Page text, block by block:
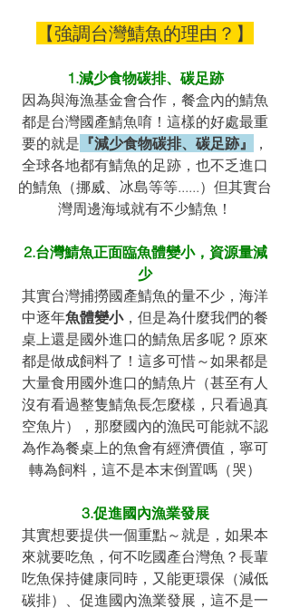
【強調台灣鯖魚的理由？】
1.減少食物碳排、碳足跡
因為與海漁基金會合作，餐盒內的鯖魚
都是台灣國產鯖魚唷！這樣的好處最重
要的就是 『減少食物碳排、碳足跡』
，
全球各地都有鯖魚的足跡，也不乏進口
的鯖魚（挪威、冰島等等......）但其實台
灣周邊海域就有不少鯖魚！
2.台灣鯖魚正面臨魚體變小，資源量減
少
其實台灣捕撈國產鯖魚的量不少，海洋
中逐年魚體變小，但是為什麼我們的餐
桌上還是國外進口的鯖魚居多呢？原來
都是做成飼料了！這多可惜～如果都是
大量食用國外進口的鯖魚片（甚至有人
沒有看過整隻鯖魚長怎麼樣，只看過真
空魚片），那麼國內的漁民可能就不認
為作為餐桌上的魚會有經濟價值，寧可
轉為飼料，這不是本末倒置嗎（哭）
3.促進國內漁業發展
其實想要提供一個重點～就是，如果本
來就要吃魚，何不吃國產台灣魚？長輩
吃魚保持健康同時，又能更環保（減低
碳排）、促進國內漁業發展，這不是一